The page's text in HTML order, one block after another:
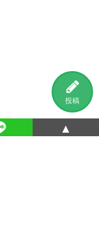
投稿
▲